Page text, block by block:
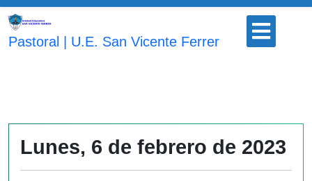
Saltar
contenido
Pastoral | U.E. San Vicente Ferrer
Botón
abrir
Lunes, 6 de febrero de 2023